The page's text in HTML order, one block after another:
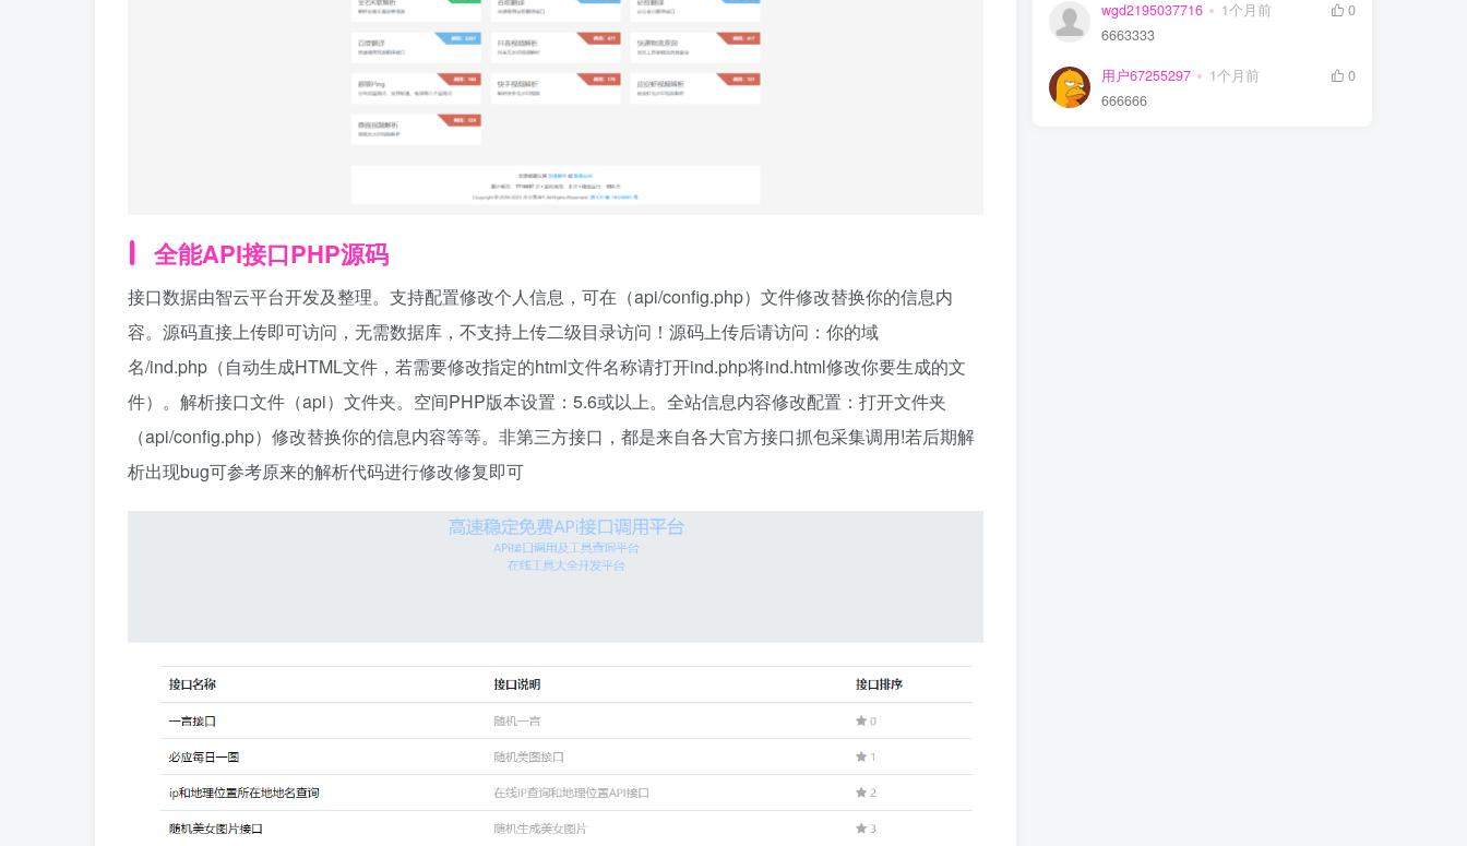
全能API接口PHP源码
接口数据由智云平台开发及整理。支持配置修改个人信息，可在（api/config.php）文件修改替换你的信息内
容。源码直接上传即可访问，无需数据库，不支持上传二级目录访问！源码上传后请访问：你的域
名/ind.php（自动生成HTML文件，若需要修改指定的html文件名称请打开ind.php将ind.html修改你要生成的文
件）。解析接口文件（api）文件夹。空间PHP版本设置：5.6或以上。全站信息内容修改配置：打开文件夹
（api/config.php）修改替换你的信息内容等等。非第三方接口，都是来自各大官方接口抓包采集调用!若后期解
析出现bug可参考原来的解析代码进行修改修复即可
wgd2195037716 1个月前
0
6663333
用户67255297 1个月前
0
666666